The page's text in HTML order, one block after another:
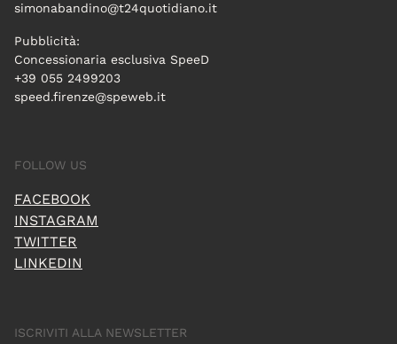
simonabandino@t24quotidiano.it
Pubblicità:
Concessionaria esclusiva SpeeD
+39 055 2499203
speed.firenze@speweb.it
FOLLOW US
FACEBOOK
INSTAGRAM
TWITTER
LINKEDIN
ISCRIVITI ALLA NEWSLETTER